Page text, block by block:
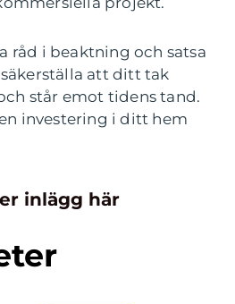
råd i beaktning och satsa
att ditt tak
står emot tidens tand.
investering i ditt hem
inlägg här